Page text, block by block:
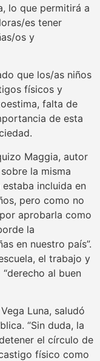
lo que permitirá a
es tener
os y
que los/as niños
físicos y
falta de
de esta
Maggia, autor
la misma
incluida en
pero como no
aprobarla como
la
en nuestro país”.
el trabajo y
al buen
Luna, saludó
“Sin duda, la
el círculo de
físico como